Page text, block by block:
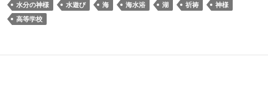
水分の神様
水遊び 海 海水浴 湖 祈祷
神様
高等学校